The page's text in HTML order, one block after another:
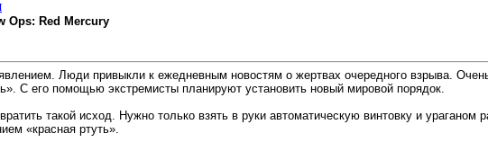
Ops: Red Mercury
Люди привыкли к ежедневным новостям о жертвах очередного взрыва.
С его помощью экстремисты планируют установить новый мировой порядок.
такой исход. Нужно только взять в руки автоматическую винтовку и
«красная ртуть».